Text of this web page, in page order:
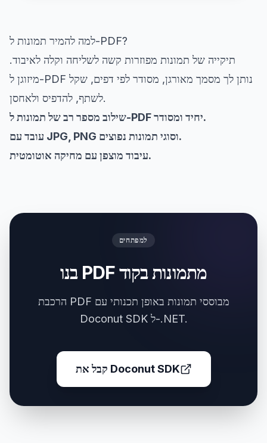
למה להמיר תמונות ל-PDF?
תיקייה של תמונות מפוזרות קשה לשליחה וקלה לאיבוד.
מיזוגן ל-PDF נותן לך מסמך מאורגן, מסודר לפי דפים, שקל
לשתף, להדפיס ולאחסן.
שילוב מספר רב של תמונות ל-PDF יחיד ומסודר.
עובד עם JPG, PNG וסוגי תמונות נפוצים.
עיבוד מוצפן עם מחיקה אוטומטית.
למפתחים
בנו PDF מתמונות בקוד
הרכבת PDF מבוססי תמונות באופן תכנותי עם
Doconut SDK ל-.NET.
קבל את Doconut SDK